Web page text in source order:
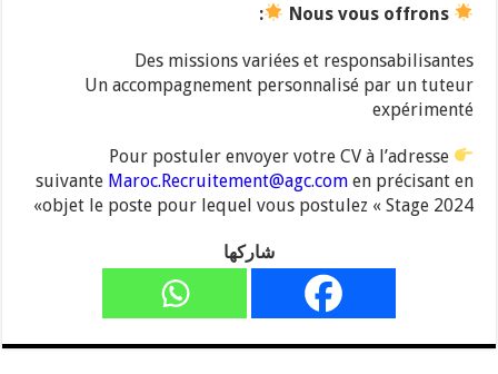
Nous vous offrons
:
Des missions variées et responsabilisantes
Un accompagnement personnalisé par un tuteur
expérimenté
Pour postuler envoyer votre CV à l’adresse
suivante Maroc.Recruitement@agc.comen précisant en
objet le poste pour lequel vous postulez « Stage 2024»
شاركها